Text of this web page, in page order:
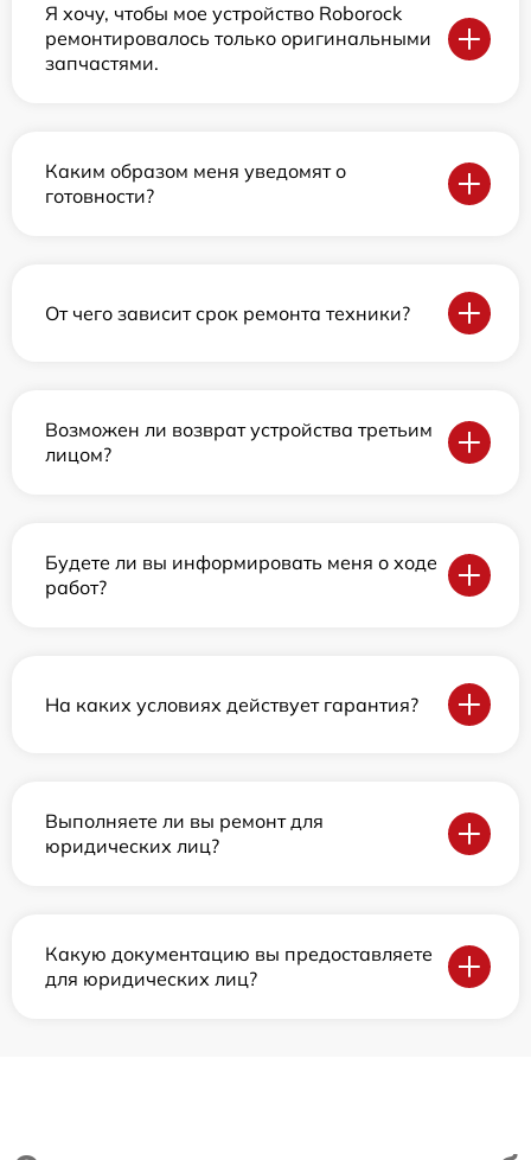
Я хочу, чтобы мое устройство Roborock
ремонтировалось только оригинальными
запчастями.
Каким образом меня уведомят о
готовности?
От чего зависит срок ремонта техники?
Возможен ли возврат устройства третьим
лицом?
Будете ли вы информировать меня о ходе
работ?
На каких условиях действует гарантия?
Выполняете ли вы ремонт для
юридических лиц?
Какую документацию вы предоставляете
для юридических лиц?